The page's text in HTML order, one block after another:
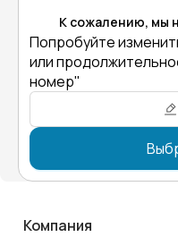
К сожалению, мы
Попробуйте
или
номер"
Компания